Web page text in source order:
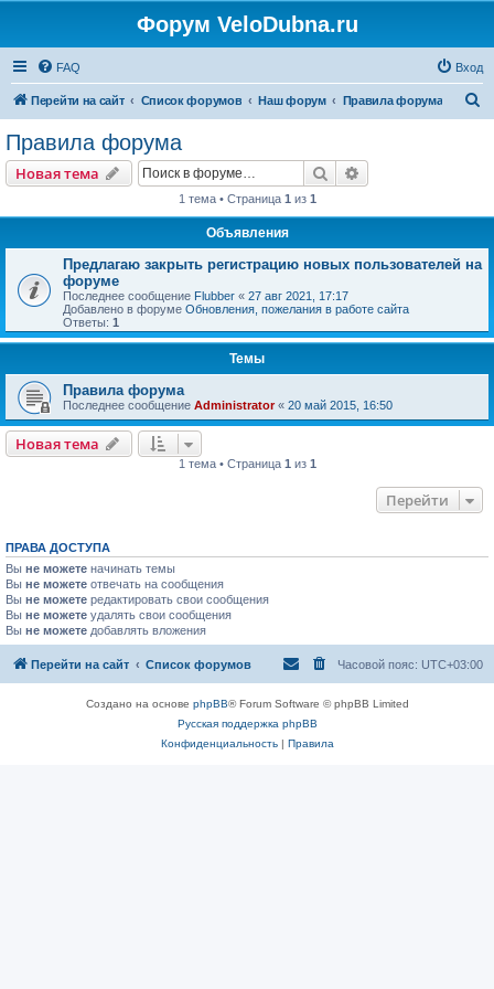
Форум VeloDubna.ru
FAQ Вход
Перейти на сайт Список форумов Наш форум Правила форума
Правила форума
Новая тема Поиск
1 тема • Страница 1 из 1
Объявления
Предлагаю закрыть регистрацию новых пользователей на
форуме
Последнее сообщение Flubber « 27 авг 2021, 17:17
Добавлено в форуме Обновления, пожелания в работе сайта
Ответы: 1
Темы
Правила форума
Последнее сообщение Administrator« 20 май 2015, 16:50
Новая тема
1 тема • Страница 1 из 1
Перейти
ПРАВА ДОСТУПА
Вы не можете начинать темы
Вы не можете отвечать на сообщения
Вы не можете редактировать свои сообщения
Вы не можете удалять свои сообщения
Вы не можете добавлять вложения
Перейти на сайт Список форумов Часовой пояс: UTC+03:00
Создано на основе phpBB® Forum Software © phpBB Limited
Русская поддержка phpBB
Конфиденциальность| Правила